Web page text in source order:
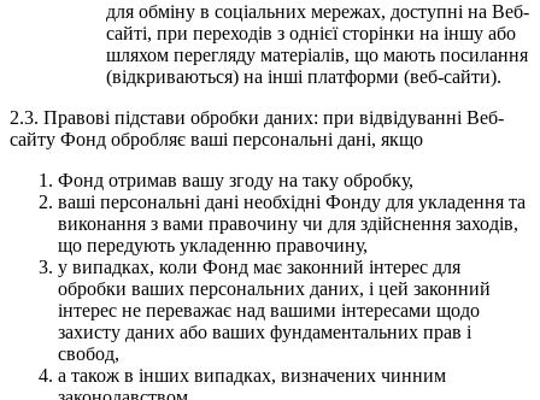
для обміну в соціальних мережах, доступні на Веб-
сайті, при переходів з однієї сторінки на іншу або
шляхом перегляду матеріалів, що мають посилання
(відкриваються) на інші платформи (веб-сайти).
2.3. Правові підстави обробки даних: при відвідуванні Веб-
сайту Фонд обробляє ваші персональні дані, якщо
Фонд отримав вашу згоду на таку обробку,
ваші персональні дані необхідні Фонду для укладення та
виконання з вами правочину чи для здійснення заходів,
що передують укладенню правочину,
у випадках, коли Фонд має законний інтерес для
обробки ваших персональних даних, і цей законний
інтерес не переважає над вашими інтересами щодо
захисту даних або ваших фундаментальних прав і
свобод,
а також в інших випадках, визначених чинним